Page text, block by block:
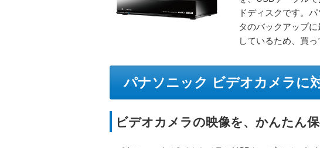
ドディスクです。
タのバックアップ
しているため、買
パナソニック ビデオカメラに
ビデオカメラの映像を、かんたん保